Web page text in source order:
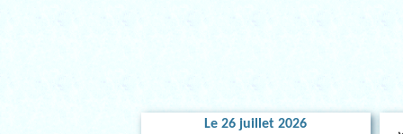
Le 26 juillet 2026